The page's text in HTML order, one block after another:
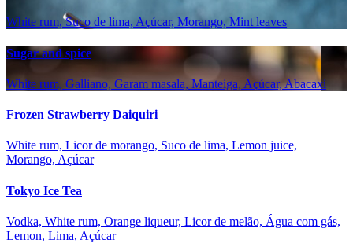
White rum, Suco de lima, Açúcar, Morango, Mint leaves
Sugar and spice
White rum, Galliano, Garam masala, Manteiga, Açúcar, Abacaxi
Frozen Strawberry Daiquiri
White rum, Licor de morango, Suco de lima, Lemon juice,
Morango, Açúcar
Tokyo Ice Tea
Vodka, White rum, Orange liqueur, Licor de melão, Água com gás,
Lemon, Lima, Açúcar